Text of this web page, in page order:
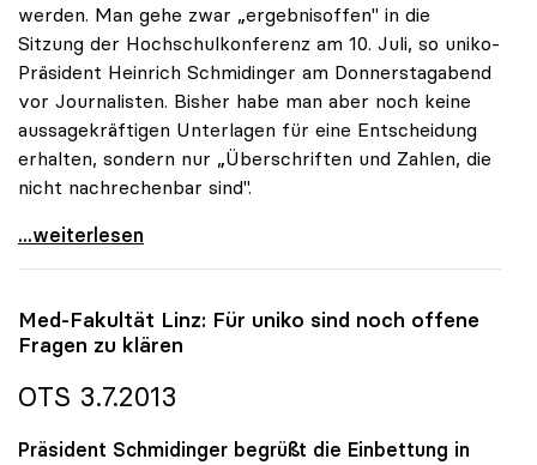
werden. Man gehe zwar „ergebnisoffen" in die
Sitzung der Hochschulkonferenz am 10. Juli, so uniko-
Präsident Heinrich Schmidinger am Donnerstagabend
vor Journalisten. Bisher habe man aber noch keine
aussagekräftigen Unterlagen für eine Entscheidung
erhalten, sondern nur „Überschriften und Zahlen, die
nicht nachrechenbar sind".
Linzer Medizin-Fakultät: Rektoren noch nicht
...weiterlesen
Med-Fakultät Linz: Für uniko sind noch offene
Fragen zu klären
OTS 3.7.2013
Präsident Schmidinger begrüßt die Einbettung in